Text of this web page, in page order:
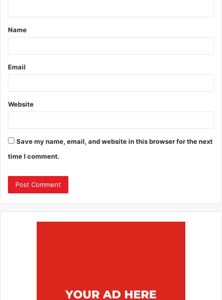
Name
Email
Website
Save my name, email, and website in this browser for the next
time I comment.